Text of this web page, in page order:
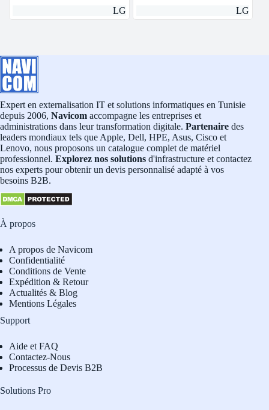
LG
LG
Expert en externalisation IT et solutions informatiques en Tunisie
depuis 2006, Navicom accompagne les entreprises et
administrations dans leur transformation digitale. Partenaire des
leaders mondiaux tels que Apple, Dell, HPE, Asus, Cisco et
Lenovo, nous proposons un catalogue complet de matériel
professionnel. Explorez nos solutions d'infrastructure et contactez
nos experts pour obtenir un devis personnalisé adapté à vos
besoins B2B.
À propos
A propos de Navicom
Confidentialité
Conditions de Vente
Expédition & Retour
Actualités & Blog
Mentions Légales
Support
Aide et FAQ
Contactez-Nous
Processus de Devis B2B
Solutions Pro